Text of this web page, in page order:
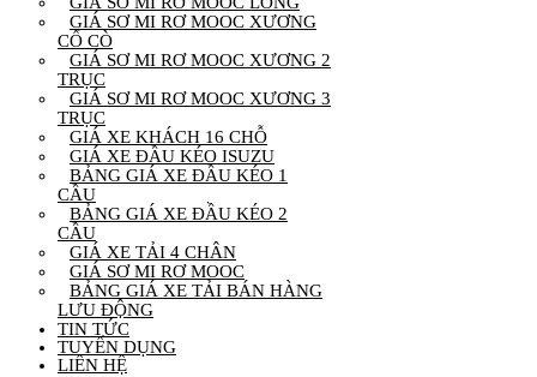
GIÁ SƠ MI RƠ MOOC XƯƠNG
CỔ CÒ
GIÁ SƠ MI RƠ MOOC XƯƠNG 2
TRỤC
GIÁ SƠ MI RƠ MOOC XƯƠNG 3
TRỤC
GIÁ XE KHÁCH 16 CHỖ
GIÁ XE ĐẦU KÉO ISUZU
BẢNG GIÁ XE ĐẦU KÉO 1
CẦU
BẢNG GIÁ XE ĐẦU KÉO 2
CẦU
GIÁ XE TẢI 4 CHÂN
GIÁ SƠ MI RƠ MOOC
BẢNG GIÁ XE TẢI BÁN HÀNG
LƯU ĐỘNG
TIN TỨC
TUYỂN DỤNG
LIÊN HỆ